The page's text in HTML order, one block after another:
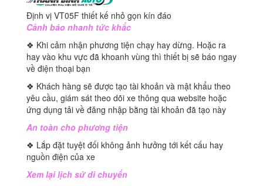
Định vị VT05F thiết kế nhỏ gọn kín đáo
Cảnh báo nhanh tức khắc
❖ Khi cảm nhận phương tiện chạy hay dừng. Hoặc ra
hay vào khu vực đã khoanh vùng thì thiết bị sẽ báo ngay
về điện thoại bạn
❖ Khách hàng sẽ được tạo tài khoản và mật khẩu theo
yêu cầu, giám sát theo dõi xe thông qua website hoặc
ứng dụng tải về đăng nhập bằng tài khoản đã tạo này
An toàn cho phương tiện
❖ Lắp đặt tuyệt đối không ảnh hưởng tới kết cấu hay
nguồn điện của xe
Xem lại lịch sử di chuyển